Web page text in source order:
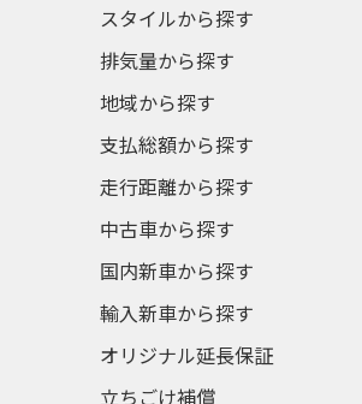
スタイルから探す
排気量から探す
地域から探す
支払総額から探す
走行距離から探す
中古車から探す
国内新車から探す
輸入新車から探す
オリジナル延長保証
立ちごけ補償